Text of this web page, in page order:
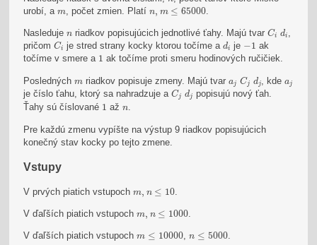
urobí, am
m , počet zmien. Platín, m ≤ 65000
65000
Nasledujen
n riadkov popisujúcich jednotlivé ťahy. Majú tvarCi
Ci di
d ,
pričomCi
Ci je stred strany kocky ktorou točíme adi
d je −1
1 ak
točíme v smere a 1
1 ak točíme proti smeru hodinových ručičiek.
Poslednýchm
m riadkov popisuje zmeny. Majú tvaraj
a j Cj
Cj dj
d , kdeaj
a j
je číslo ťahu, ktorý sa nahradzuje aCj
Cj dj
d popisujú nový ťah.
Ťahy sú číslované 1
1 ažn
n.
Pre každú zmenu vypíšte na výstup 9 riadkov popisujúcich
konečný stav kocky po tejto zmene.
Vstupy
V prvých piatich vstupochm, n ≤ 10
10
V ďaľších piatich vstupochm, n ≤ 1000
1000 .
V ďaľších piatich vstupochm ≤ 10000
m ≤10000 , n ≤ 5000
n ≤5000 .